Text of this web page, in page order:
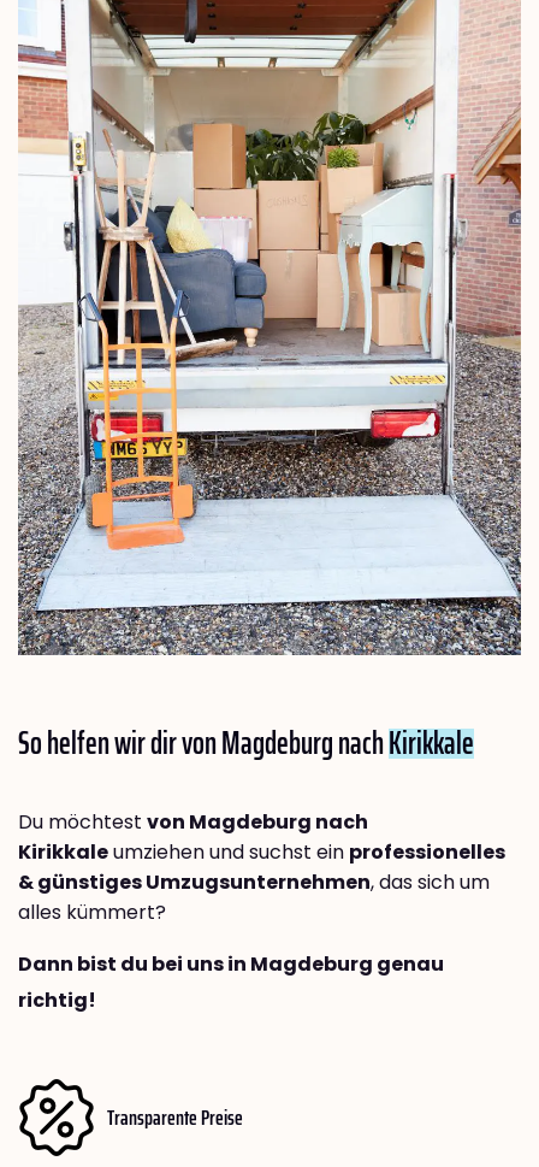
So helfen wir dir von Magdeburg nachKirikkale
Du möchtest von Magdeburg nach
Kirikkaleumziehen und suchst ein professionelles
& günstiges Umzugsunternehmen, das sich um
alles kümmert?
Dann bist du bei uns in Magdeburg genau
richtig!
Transparente Preise